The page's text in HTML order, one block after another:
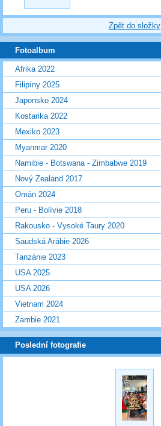
Zpět do složky
Fotoalbum
Afrika 2022
Filipíny 2025
Japonsko 2024
Kostarika 2022
Mexiko 2023
Myanmar 2020
Namibie - Botswana - Zimbabwe 2019
Nový Zealand 2017
Omán 2024
Peru - Bolívie 2018
Rakousko - Vysoké Taury 2020
Saudská Arábie 2026
Tanzánie 2023
USA 2025
USA 2026
Vietnam 2024
Zambie 2021
Poslední fotografie